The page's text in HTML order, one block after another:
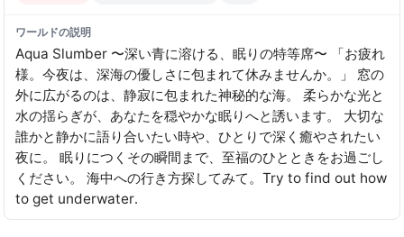
ワールドの説明
Aqua Slumber 〜深い青に溶ける、眠りの特等席〜 「お疲れ
様。今夜は、深海の優しさに包まれて休みませんか。」 窓の
外に広がるのは、静寂に包まれた神秘的な海。 柔らかな光と
水の揺らぎが、あなたを穏やかな眠りへと誘います。 大切な
誰かと静かに語り合いたい時や、ひとりで深く癒やされたい
夜に。 眠りにつくその瞬間まで、至福のひとときをお過ごし
ください。 海中への行き方探してみて。Try to find out how
to get underwater․